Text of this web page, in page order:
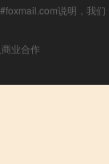
说明，我们
业合作